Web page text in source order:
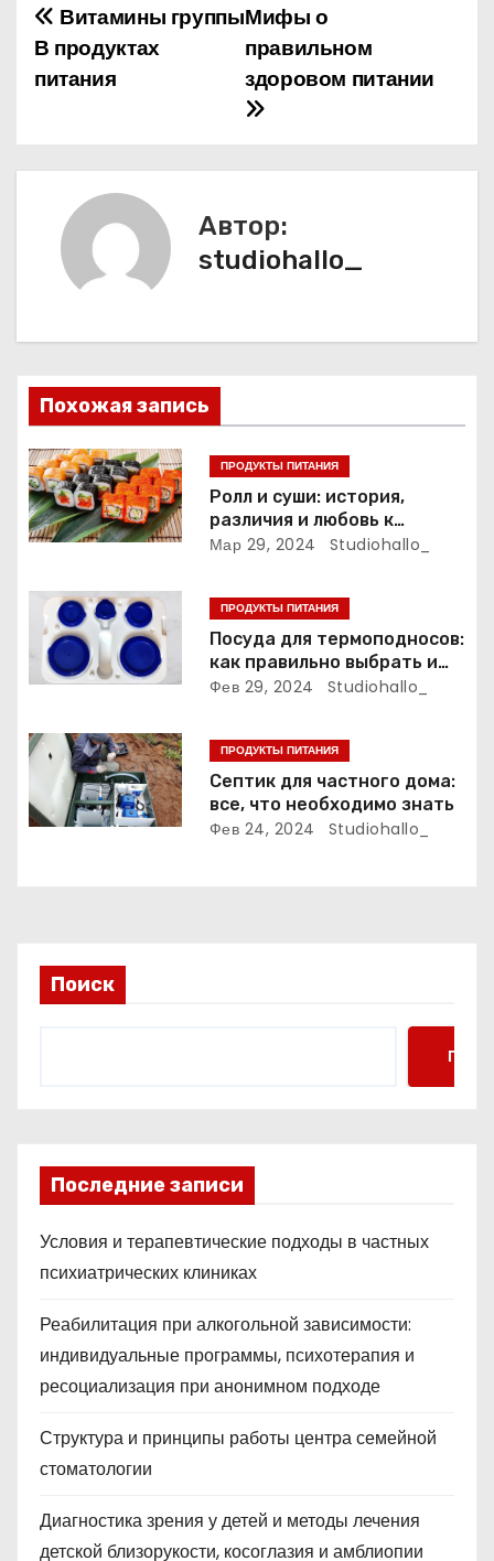
Н
а
и
и
я
п
о
з
а
п
и
я
м
Мифы о
правильном
здоровом питании
Витамины группы
В продуктах
питания
Автор:
studiohallo_
Похожая запись
ПРОДУКТЫ ПИТАНИЯ
Ролл и суши: история,
различия и любовь к
японской кухне
Мар 29, 2024 Studiohallo_
ПРОДУКТЫ ПИТАНИЯ
Посуда для термоподносов:
как правильно выбрать и
использовать
Фев 29, 2024 Studiohallo_
ПРОДУКТЫ ПИТАНИЯ
Септик для частного дома:
все, что необходимо знать
Фев 24, 2024 Studiohallo_
Поиск
Поиск
Последние записи
Условия и терапевтические подходы в частных
психиатрических клиниках
Реабилитация при алкогольной зависимости:
индивидуальные программы, психотерапия и
ресоциализация при анонимном подходе
Структура и принципы работы центра семейной
стоматологии
Диагностика зрения у детей и методы лечения
детской близорукости, косоглазия и амблиопии